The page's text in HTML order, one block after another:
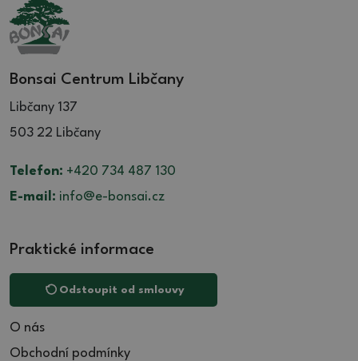
Bonsai Centrum Libčany
Libčany 137
503 22 Libčany
Telefon: +420 734 487 130
E-mail: info@e-bonsai.cz
Praktické informace
Odstoupit od smlouvy
O nás
Obchodní podmínky